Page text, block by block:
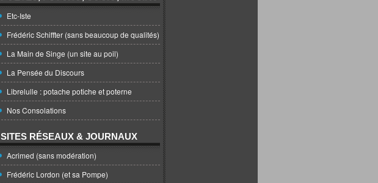
Etc-Iste
Frédéric Schiffter (sans beaucoup de qualités)
La Main de Singe (un site au poil)
La Pensée du Discours
Librelulle : potache potiche et poterne
Nos Consolations
SITES RÉSEAUX & JOURNAUX
Acrimed (sans modération)
Frédéric Lordon (et sa Pompe)